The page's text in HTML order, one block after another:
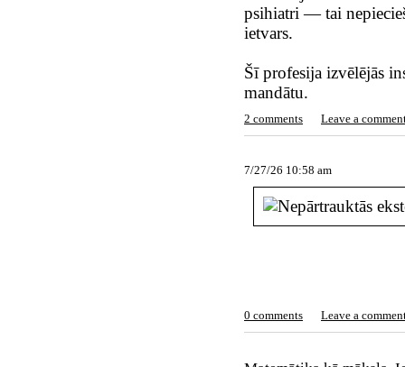
psihiatri — tai
ietvars.
Šī profesija izvēlējās
mandātu.
2 comments Leave a
7/27/26 10:58 am
0 comments Leave a